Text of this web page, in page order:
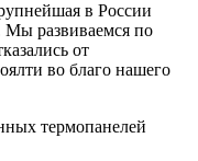
в России
Мы развиваемся по
от
во благо нашего